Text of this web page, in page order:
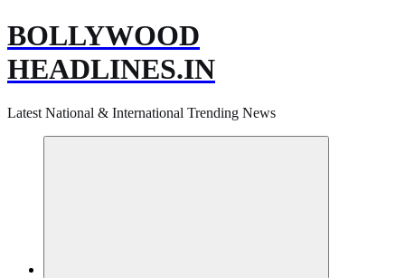
BOLLYWOOD
HEADLINES.IN
Latest National & International Trending News